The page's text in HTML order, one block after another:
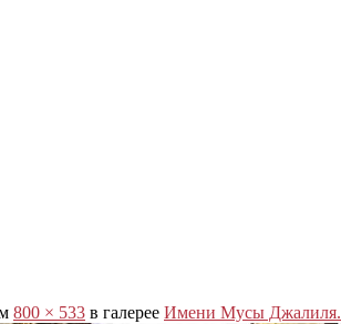
800 × 533 в галерее Имени Мусы Джалиля.